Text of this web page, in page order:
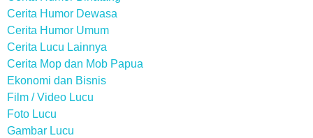
Cerita Humor Dewasa
Cerita Humor Umum
Cerita Lucu Lainnya
Cerita Mop dan Mob Papua
Ekonomi dan Bisnis
Film / Video Lucu
Foto Lucu
Gambar Lucu